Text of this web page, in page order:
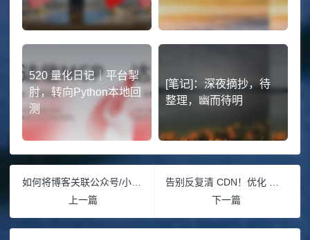
520 量化日记｜平台掣
肘，转向Python本地回
测
[笔记]：深夜摘抄，待
整理，幽而待明
上一篇
下一篇